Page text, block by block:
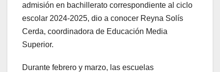
admisión en bachillerato correspondiente al ciclo
escolar 2024-2025, dio a conocer Reyna Solís
Cerda, coordinadora de Educación Media
Superior.
Durante febrero y marzo, las escuelas